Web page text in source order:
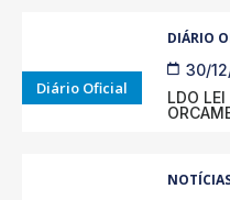
Diário Oficial
DIÁRIO
30/
LDO LEI